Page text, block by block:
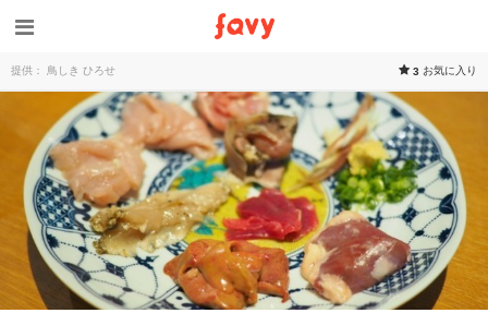
提供： 鳥しき ひろせ 3 お気に入り